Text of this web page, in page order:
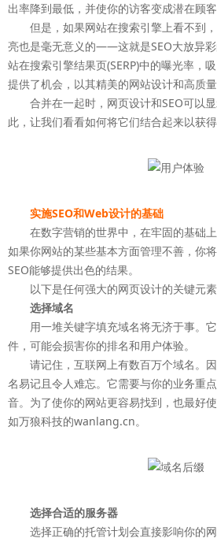
出率降到最低，并使你的访客变成潜在顾
但是，如果网站在搜索引擎上看不到，
亮也是毫无意义的——这就是SEO大放异
站在搜索引擎结果页(SERP)中的曝光率，
提供了机会，以其精美的网站设计和高质量
合并在一起时，网页设计和SEO可以显
此，让我们看看如何将它们结合起来以获得
实施SEO和Web设计的基础
在数字营销的世界中，在牢固的基础上
如果你网站的某些基本方面管理不善，你
SEO能够提供出色的结果。
以下是任何强大的网页设计的关键元素
选择域名
用一堆关键字填充域名将无济于事。它
件，可能会损害你的排名和用户体验。
请记住，互联网上有数百万个域名。因
名易记且令人难忘。它需要与你的业务重
音。为了使你的网站更容易找到，也最好
如万狼科技的wanlang.cn。
选择合适的服务器
选择正确的托管计划会直接影响你的网